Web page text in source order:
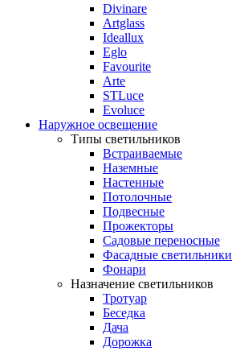
Divinare
Artglass
Ideallux
Eglo
Favourite
Arte
STLuce
Evoluce
Наружное освещение
Типы светильников
Встраиваемые
Наземные
Настенные
Потолочные
Подвесные
Прожекторы
Садовые переносные
Фасадные светильники
Фонари
Назначение светильников
Тротуар
Беседка
Дача
Дорожка